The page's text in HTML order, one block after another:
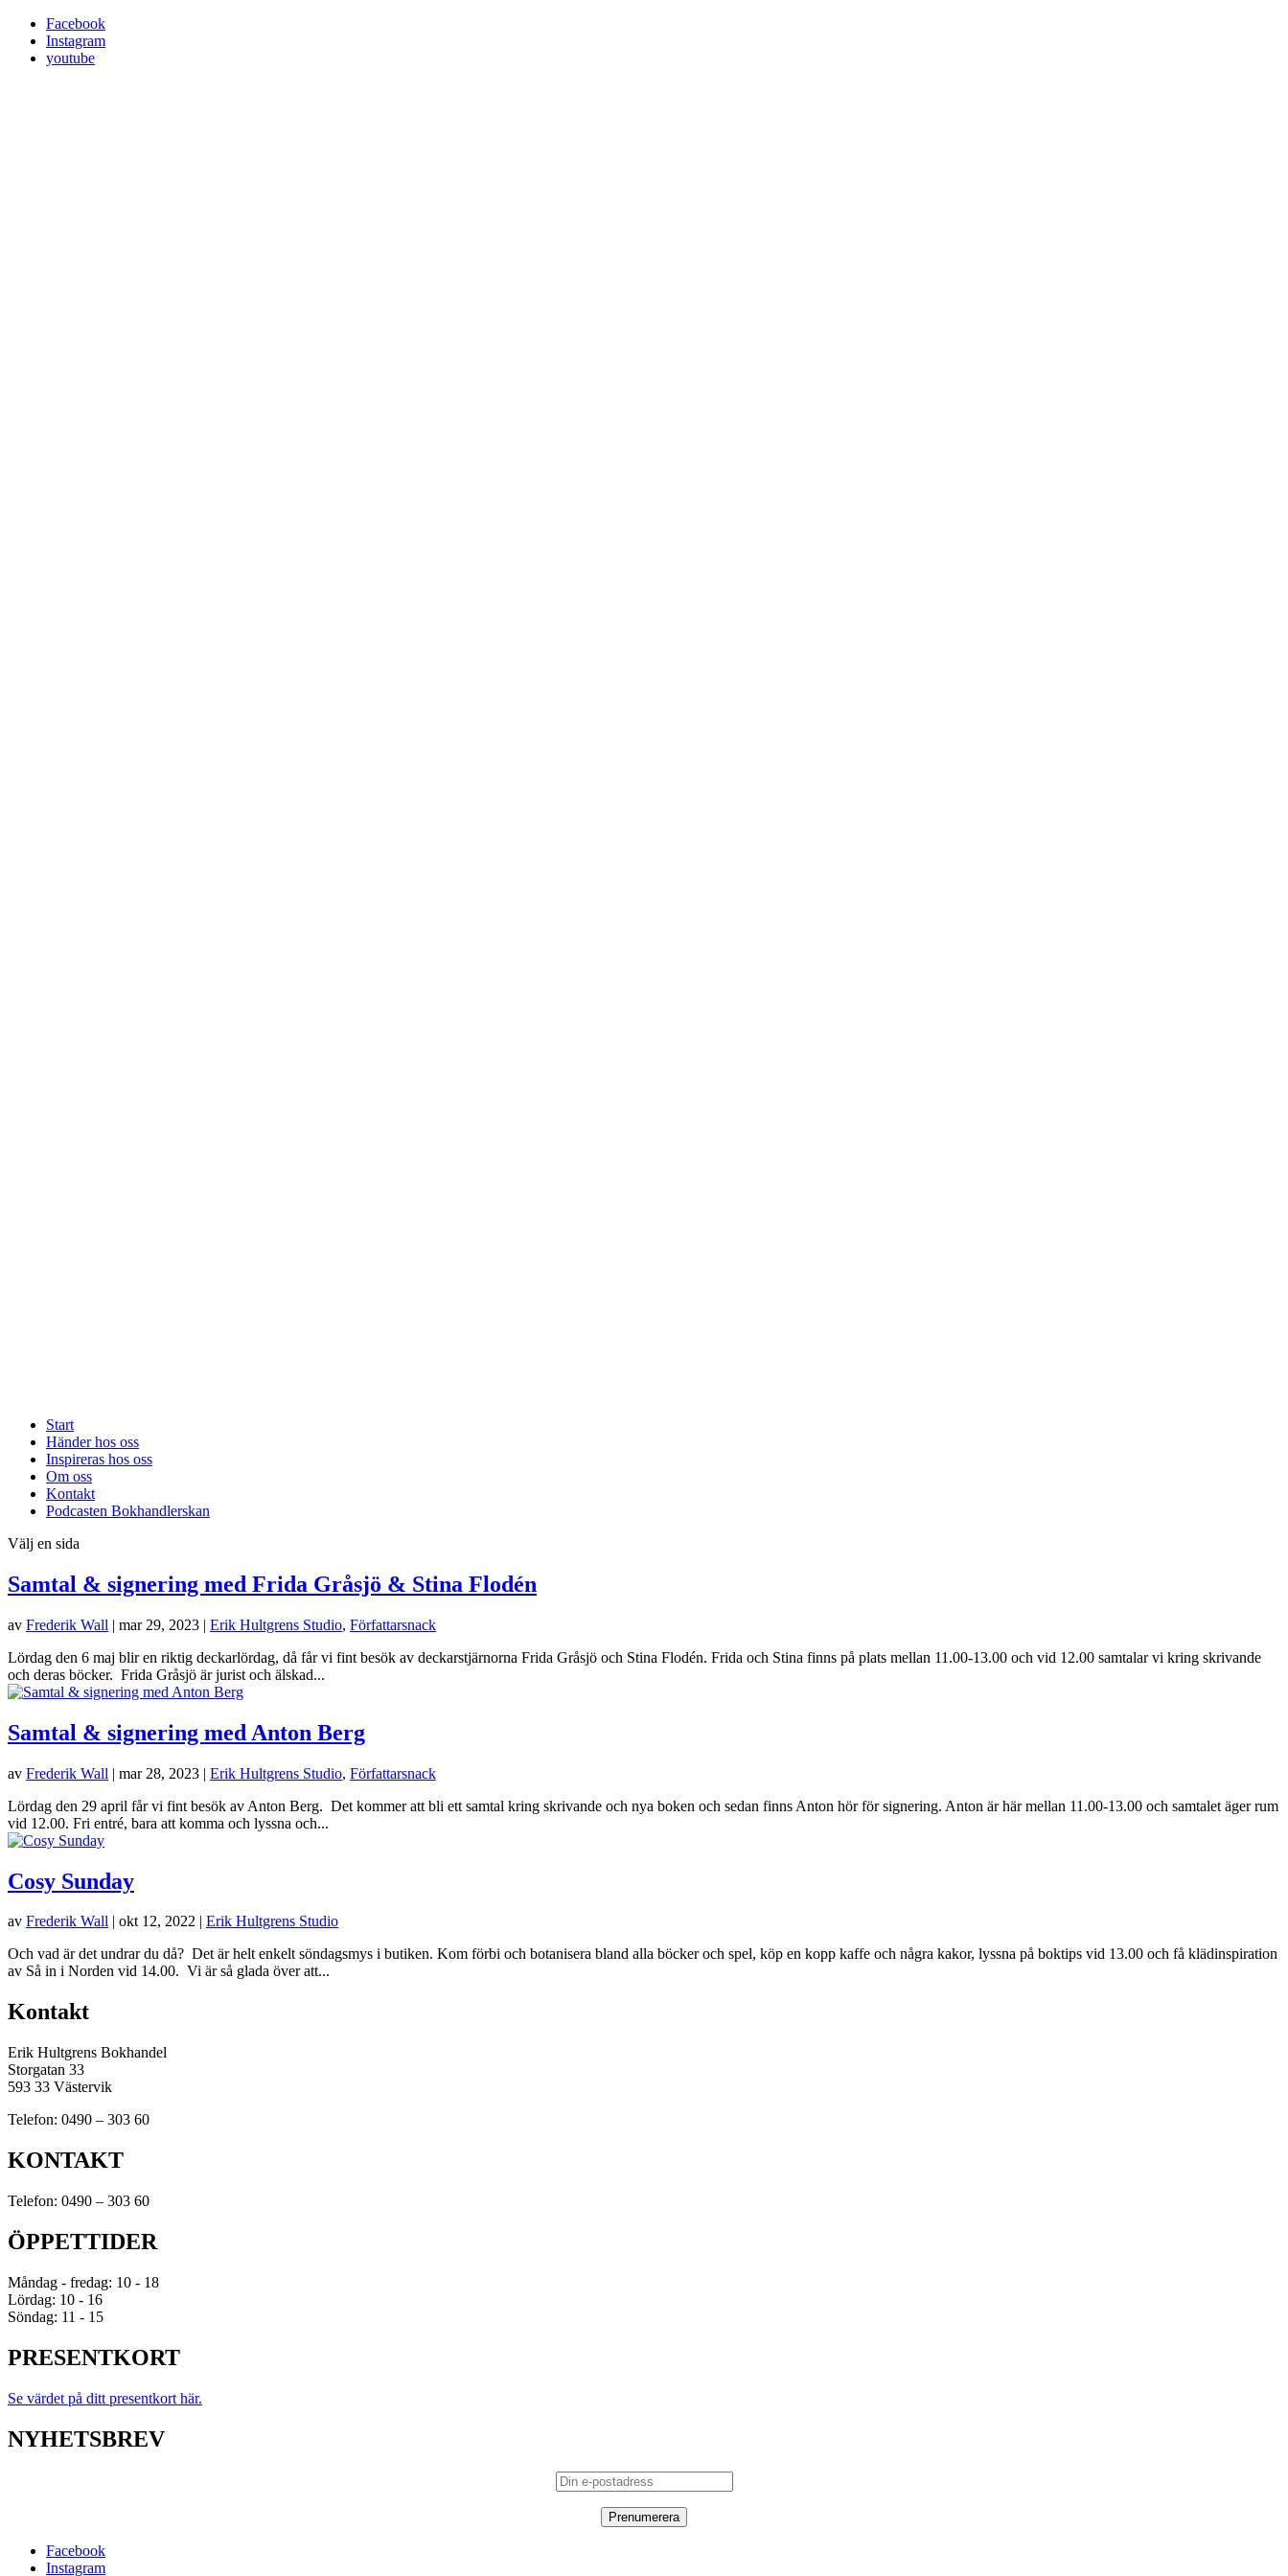
Facebook
Instagram
youtube
Start
Händer hos oss
Inspireras hos oss
Om oss
Kontakt
Podcasten Bokhandlerskan
Välj en sida
Samtal & signering med Frida Gråsjö & Stina Flodén
av Frederik Wall | mar 29, 2023 | Erik Hultgrens Studio, Författarsnack
Lördag den 6 maj blir en riktig deckarlördag, då får vi fint besök av deckarstjärnorna Frida Gråsjö och Stina Flodén. Frida och Stina finns på plats mellan 11.00-13.00 och vid 12.00 samtalar vi kring skrivande
och deras böcker. Frida Gråsjö är jurist och älskad...
Samtal & signering med Anton Berg
av Frederik Wall | mar 28, 2023 | Erik Hultgrens Studio, Författarsnack
Lördag den 29 april får vi fint besök av Anton Berg. Det kommer att bli ett samtal kring skrivande och nya boken och sedan finns Anton hör för signering. Anton är här mellan 11.00-13.00 och samtalet äger rum
vid 12.00. Fri entré, bara att komma och lyssna och...
Cosy Sunday
av Frederik Wall | okt 12, 2022 | Erik Hultgrens Studio
Och vad är det undrar du då? Det är helt enkelt söndagsmys i butiken. Kom förbi och botanisera bland alla böcker och spel, köp en kopp kaffe och några kakor, lyssna på boktips vid 13.00 och få klädinspiration
av Så in i Norden vid 14.00. Vi är så glada över att...
Kontakt
Erik Hultgrens Bokhandel
Storgatan 33
593 33 Västervik
Telefon: 0490 – 303 60
KONTAKT
Telefon: 0490 – 303 60
ÖPPETTIDER
Måndag - fredag: 10 - 18
Lördag: 10 - 16
Söndag: 11 - 15
PRESENTKORT
Se värdet på ditt presentkort här.
NYHETSBREV
Facebook
Instagram